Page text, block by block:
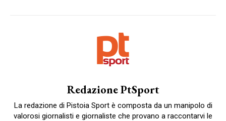
Redazione PtSport
La redazione di Pistoia Sport è composta da un manipolo di
valorosi giornalisti e giornaliste che provano a raccontarvi le